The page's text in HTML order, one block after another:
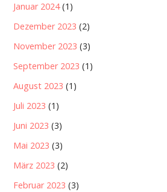
Januar 2024(1)
Dezember 2023 (2)
November 2023 (3)
September 2023 (1)
August 2023 (1)
Juli 2023 (1)
Juni 2023 (3)
Mai 2023 (3)
März 2023 (2)
Februar 2023 (3)